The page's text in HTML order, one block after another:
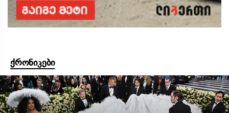
ქრონიკები